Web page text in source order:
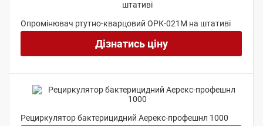
Опромінювач ртутно-кварцовий ОРК-021М на штативі
Дізнатись ціну
Рециркулятор бактерицидний Аерекс-профешнл 1000